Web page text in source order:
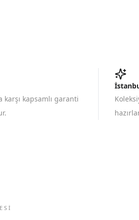
karşı kapsamlı garanti